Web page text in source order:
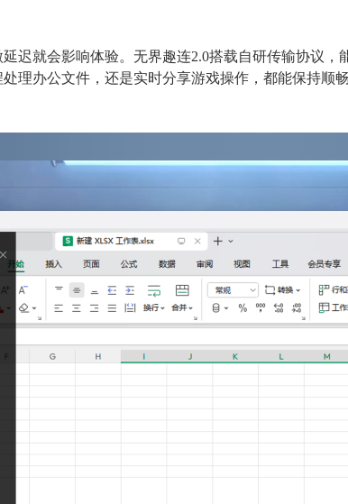
迟就会影响体验。无界趣连2.0搭载自研传输协议
理办公文件，还是实时分享游戏操作，都能保持顺畅